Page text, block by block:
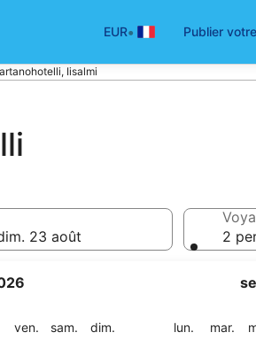
EUR• Publier
Iisalmi
23 août
jeudiven. vendredi
sam. samedi
dim. lun. lundimar.
2